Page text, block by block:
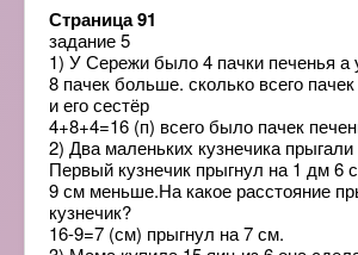
Страница 91
задание 5
1) У Сережи было 4 пачки печенья а
8 пачек больше. сколько всего
и его сестёр
4+8+4=16 (п) всего было пачек
2) Два маленьких кузнечика
Первый кузнечик прыгнул на 1 дм 6
9 см меньше.На какое расстояние
кузнечик?
16-9=7 (см) прыгнул на 7 см.